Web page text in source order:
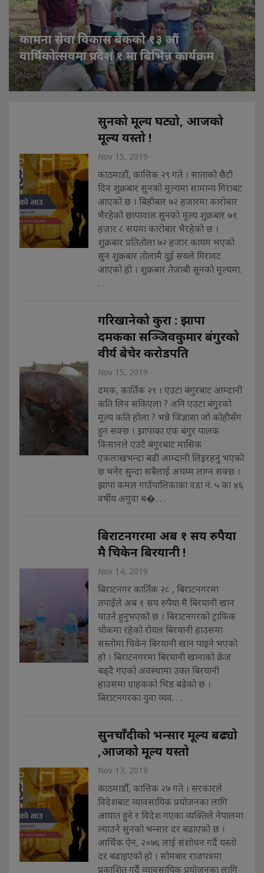
कामना सेवा विकास बैंकको १३ औं
वार्षिकोत्सवमा प्रदेश १ मा बिभिन्न कार्यक्रम
Nov 17, 2019
सुनको मूल्य घट्यो, आजको
मूल्य यस्तो !
Nov 15, 2019
काठमाडौं, कात्तिक २९ गते । साताको छैटौ
दिन शुक्रबार सुनको मूल्यमा सामान्य गिराबट
आएको छ । बिहीबार ७२ हजारमा कारोबार
भैरहेको छापावाल सुनको मूल्य शुक्रबार ७१
हजार ८ सयमा कारोबार भैरहेको छ ।
शुक्रबार प्रतितोला ७२ हजार कायम भएको
सुन शुक्रबार तोलामै दुई सयले गिरावट
आएको हो । शुक्रबार तेजाबी सुनको मूल्यमा.
. .
गरिखानेको कुरा : झापा
दमकका सञ्जिवकुमार बंगुरको
वीर्य बेचेर करोडपति
Nov 15, 2019
दमक, कार्तिक २९ । एउटा बंगुरबाट आम्दानी
कति लिन सकिएला ? अनि एउटा बंगुरको
मूल्य कति होला ? भन्ने जिज्ञासा जो कोहीसँग
हुन सक्छ । झापाका एक बंगुर पालक
किसानले एउटै बंगुरबाट मासिक
एकलाखभन्दा बढी आम्दानी लिइरहनु भएको
छ भनेर सुन्दा सबैलाई अचम्म लाग्न सक्छ ।
झापा कमल गाउँपालिकाका वडा नं. ५ का ४६
वर्षीय अगुवा ब�. . .
बिराटनगरमा अब १ सय रुपैया
मै चिकेन बिरयानी !
Nov 14, 2019
बिराटनगर कार्तिक २८ , बिराटनगरमा
तपाइँले अब १ सय रुपैया मै बिरयानी खान
पाउने हुनुभएको छ । बिराटनगरको ट्राफिक
चोकमा रहेको रोयल बिरयानी हाउसमा
सस्तोमा चिकेन बिरयानी खान पाइने भएको
हो । बिराटनगरमा बिरयानी खानाको क्रेज
बढ्दै गएको अवस्थामा उक्त बिरयानी
हाउसमा ग्राहकको भिड बढेको छ ।
बिराटनगरका युवा व्यव. . .
सुनचाँदीको भन्सार मूल्य बढ्यो
,आजको मूल्य यस्तो
Nov 13, 2019
काठमाडौँ, कात्तिक २७ गते । सरकारले
विदेशबाट व्यावसायिक प्रयोजनका लागि
आयात हुने र विदेश गएका व्यक्तिले नेपालमा
ल्याउने सुनको भन्सार दर बढाएको छ ।
आर्थिक ऐन, २०७६ लाई संशोधन गर्दै यस्तो
दर बढाइएको हो । सोमबार राजपत्रमा
प्रकाशित गर्दै व्यावसायिक प्रयोजनका लागि